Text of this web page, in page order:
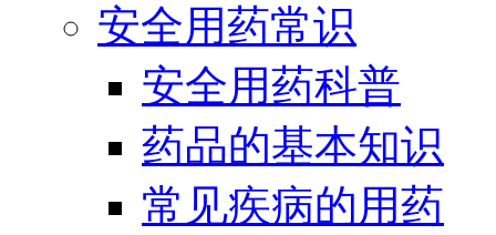
安全用药常识
安全用药科普
药品的基本知识
常见疾病的用药